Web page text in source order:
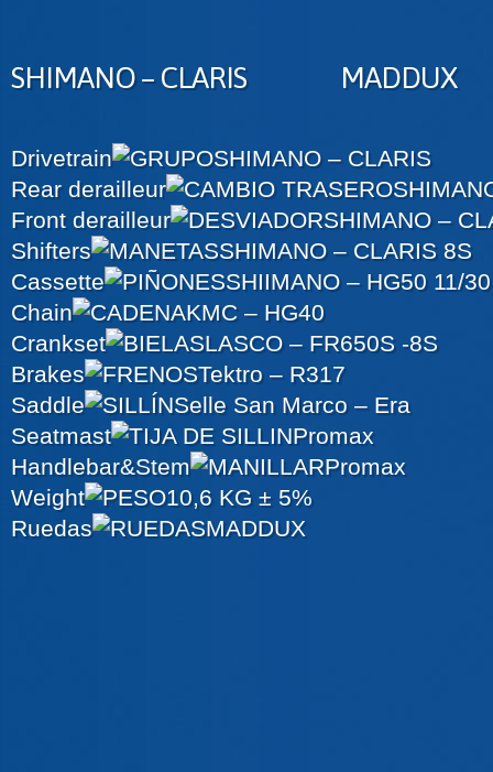
SHIMANO – CLARIS
Drivetrain
SHIMANO – CLARIS
Rear derailleur
Front derailleur
SHIMANO –
Shifters
SHIMANO – CLARIS 8S
Cassette
SHIIMANO – HG50 11/30
Chain
KMC – HG40
Crankset
LASCO – FR650S -8S
Brakes
Tektro – R317
Saddle
Selle San Marco – Era
Seatmast
Promax
Handlebar&Stem
Promax
Weight
10,6 KG ± 5%
Ruedas
MADDUX